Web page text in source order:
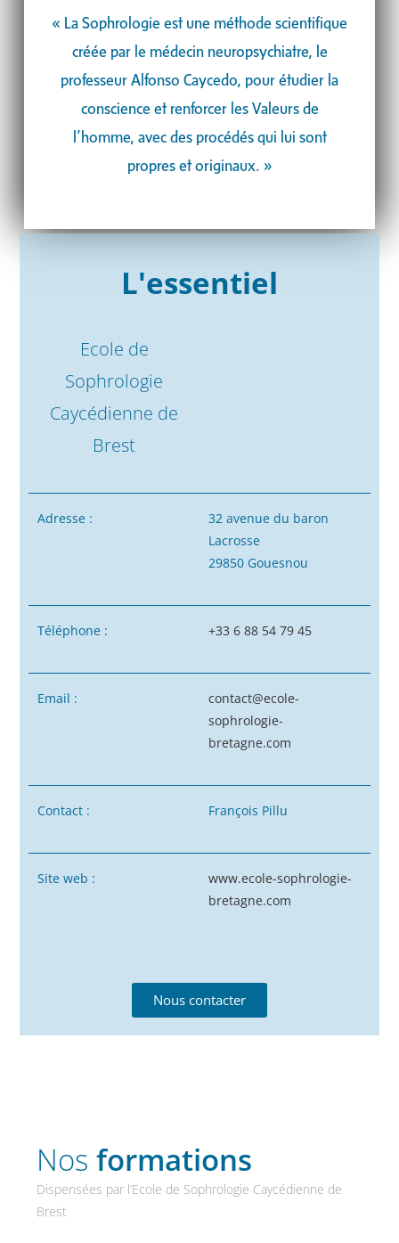
« La Sophrologie est une méthode scientifique
créée par le médecin neuropsychiatre, le
professeur Alfonso Caycedo, pour étudier la
conscience et renforcer les Valeurs de
l’homme, avec des procédés qui lui sont
propres et originaux. »
L'essentiel
Ecole de
Sophrologie
Caycédienne de
Brest
Adresse :
32 avenue du baron
Lacrosse
29850 Gouesnou
Téléphone : +33 6 88 54 79 45
Email :
contact@ecole-
sophrologie-
bretagne.com
Contact : François Pillu
Site web :
www.ecole-sophrologie-
bretagne.com
Nous contacter
Nosformations
Dispensées par l’Ecole de Sophrologie Caycédienne de
Brest